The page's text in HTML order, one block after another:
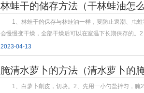
林蛙干的储存方法（干林蛙油怎
1、林蛙干的保存与林蛙油一样，要防止返潮、虫
会慢慢变干燥，全部干燥后可以在室温下长期保存的。2
2023-04-13
腌清水萝卜的方法（清水萝卜的
1、白萝卜削皮，切块。2、先用一小勺盐拌匀，